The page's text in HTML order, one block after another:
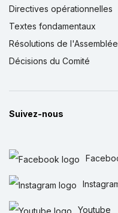
Directives opérationnelles
Textes fondamentaux
Résolutions de
Décisions du Comité
Suivez-nous
Youtube